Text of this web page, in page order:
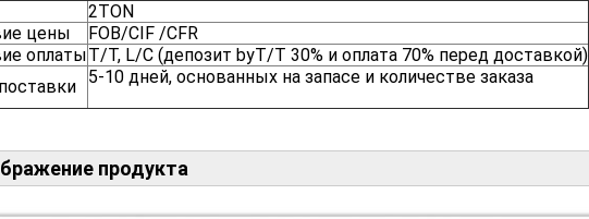
2TON
цены
FOB/CIF /CFR
оплатыT/T, L/C (депозит byT/T 30% и оплата 70% перед доставкой)
5-10 дней, основанных на запасе и количестве заказа
продукта